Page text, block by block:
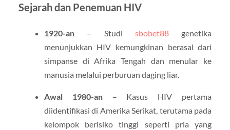
Sejarah dan Penemuan HIV
1920-an– Studi sbobet88genetika
menunjukkan HIV kemungkinan berasal dari
simpanse di Afrika Tengah dan menular ke
manusia melalui perburuan daging liar.
Awal 1980-an– Kasus HIV pertama
diidentifikasi di Amerika Serikat, terutama pada
kelompok berisiko tinggi seperti pria yang